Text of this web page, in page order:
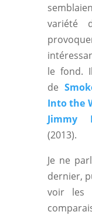
variété
le fond.
de
Into the
Jimmy
(2013).
Je ne
dernier,
voir les